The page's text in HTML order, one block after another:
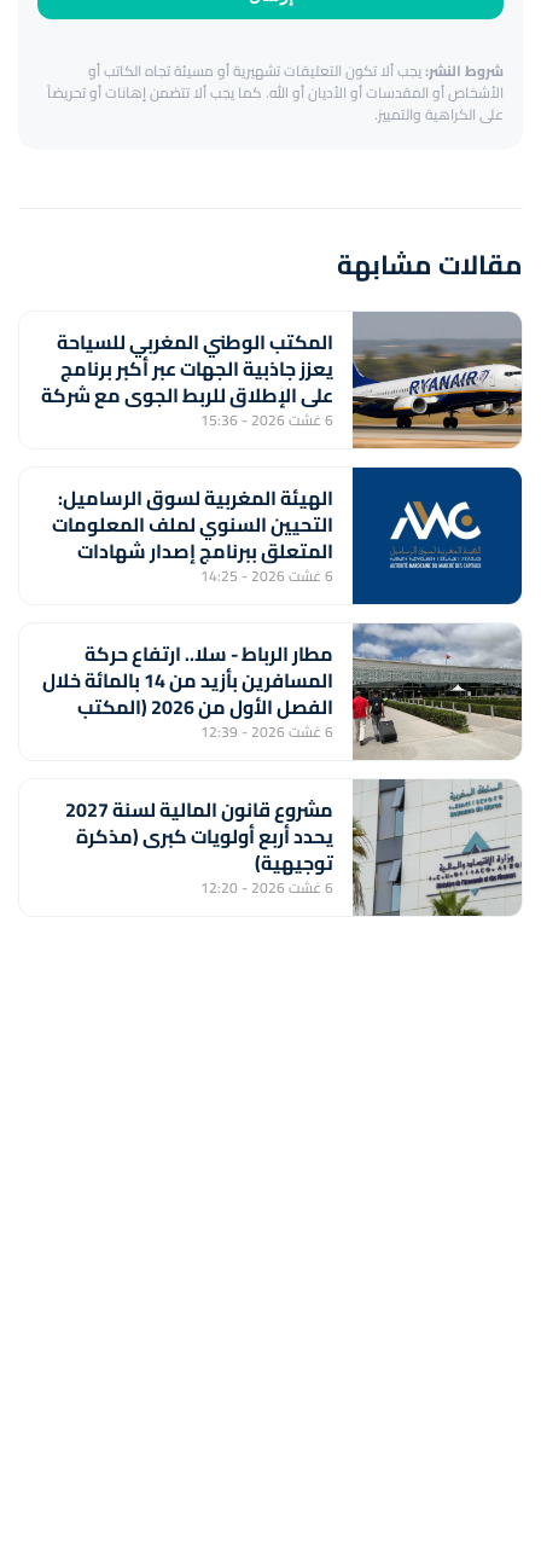
شروط النشر:يجب ألا تكون التعليقات تشهيرية أو مسيئة تجاه الكاتب أو
الأشخاص أو المقدسات أو الأديان أو الله. كما يجب ألا تتضمن إهانات أو تحريضاً
على الكراهية والتمييز.
مقالات مشابهة
المكتب الوطني المغربي للسياحة
يعزز جاذبية الجهات عبر أكبر برنامج
على الإطلاق للربط الجوي مع شركة
"رايان إير"
6 غشت 2026 - 15:36
الهيئة المغربية لسوق الرساميل:
التحيين السنوي لملف المعلومات
المتعلق ببرنامج إصدار شهادات
الإيداع من طرف بنك "CFG"
6 غشت 2026 - 14:25
مطار الرباط - سلا.. ارتفاع حركة
المسافرين بأزيد من 14 بالمائة خلال
الفصل الأول من 2026 (المكتب
الوطني للمطارات)
6 غشت 2026 - 12:39
مشروع قانون المالية لسنة 2027
يحدد أربع أولويات كبرى (مذكرة
توجيهية)
6 غشت 2026 - 12:20